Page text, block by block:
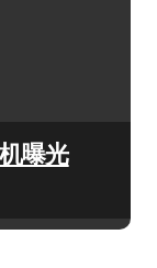
曝光